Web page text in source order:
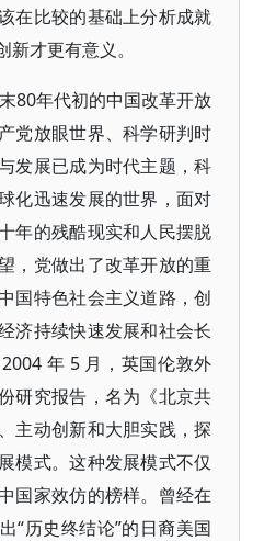
在比较的基础上分析成就
才更有意义。
80年代初的中国改革开放
党放眼世界、科学研判时
发展已成为时代主题，科
化迅速发展的世界，面对
年的残酷现实和人民摆脱
，党做出了改革开放的重
国特色社会主义道路，创
济持续快速发展和社会长
年 5 月，英国伦敦外
研究报告，名为《北京共
主动创新和大胆实践，探
模式。这种发展模式不仅
国家效仿的榜样。曾经在
“历史终结论”的日裔美国